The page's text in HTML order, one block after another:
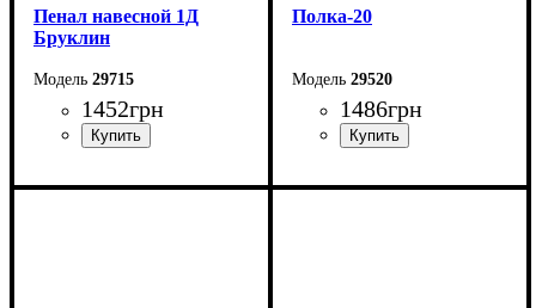
Пенал навесной 1Д
Бруклин
29715
1452грн
Ширина: 40,2 см
Полка-20
29520
1486грн
Ширина: 118 см